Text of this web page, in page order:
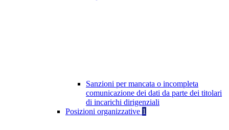
Sanzioni per mancata o incompleta
comunicazione dei dati da parte dei titolari
di incarichi dirigenziali
Posizioni organizzative 1